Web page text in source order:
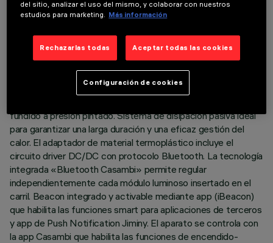
DATOS TÉCNICOS
DESCRIPCIÓN
Proyector orientable miniaturizado completo con adaptador
para instalación en carril de baja tensión 48V. Cuerpo
fundido a presión pintado. Sistema de disipación pasiva ideal
para garantizar una larga duración y una eficaz gestión del
calor. El adaptador de material termoplástico incluye el
circuito driver DC/DC con protocolo Bluetooth. La tecnología
integrada «Bluetooth Casambi» permite regular
independientemente cada módulo luminoso insertado en el
carril. Beacon integrado y activable mediante app (iBeacon)
que habilita las funciones smart para aplicaciones de terceros
y app de Push Notification Jiminy. El aparato se controla con
la app Casambi que habilita las funciones de encendido-
del sitio, analizar el uso del mismo, y colaborar con nuestros
estudios para marketing. Más información
Rechazarlas todas Aceptar todas las cookies
Configuración de cookies